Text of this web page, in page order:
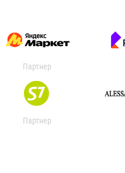
Партнер
Партнер